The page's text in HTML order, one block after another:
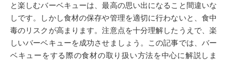
と楽しむバーベキューは、最高の思い出になること間違いな
しです。しかし食材の保存や管理を適切に行わないと、食中
毒のリスクが高まります。注意点を十分理解したうえで、楽
しいバーベキューを成功させましょう。この記事では、バー
ベキューをする際の食材の取り扱い方法を中心に解説しま